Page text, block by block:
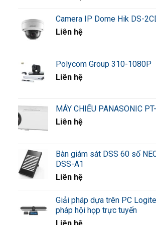
Sử dụng phần mềm hội nghị mà bạn yêu
nhiều ứng dụng phổ biền khác.
Giao thức đa phương tiện chuẩn USB,
Đặc tính
Mô tả
Mẫu
Độ phân giải
1920×1080p
Tỉ lệ khung hình
1080p@30fps
MJPEG, H.264, YUY2;
Góc nhìn
71°
Camera IP Dome Hik DS-
Liên hệ
Polycom Group 310-1080P
Liên hệ
MÁY CHIẾU PANASONIC
Liên hệ
Bàn giám sát DSS 60 số
DSS-A1
Liên hệ
Giải pháp dựa trên PC
pháp hội họp trực tuyến
Liên hệ